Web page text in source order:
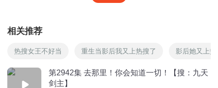
相关推荐
热搜女王不好当 重生当影后我又上热搜了 影后她又上热
第2942集 去那里！你会知道一切！【搜：九天
剑主】